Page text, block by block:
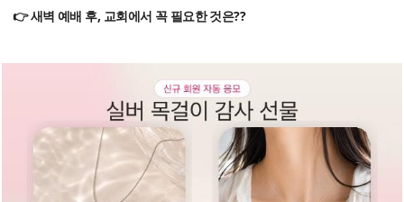
👉 새벽 예배 후, 교회에서 꼭 필요한 것은??